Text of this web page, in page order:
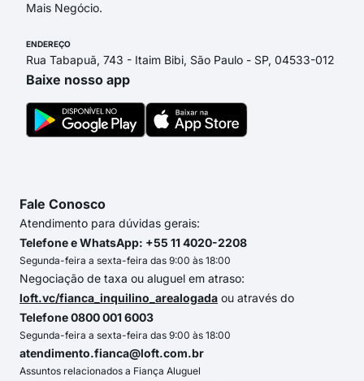
Mais Negócio.
ENDEREÇO
Rua Tabapuã, 743 - Itaim Bibi, São Paulo - SP, 04533-012
Baixe nosso app
Fale Conosco
Atendimento para dúvidas gerais:
Telefone e WhatsApp: +55 11 4020-2208
Segunda-feira a sexta-feira das 9:00 às 18:00
Negociação de taxa ou aluguel em atraso:
loft.vc/fianca_inquilino_arealogada ou através do
Telefone 0800 001 6003
Segunda-feira a sexta-feira das 9:00 às 18:00
atendimento.fianca@loft.com.br
Assuntos relacionados a Fiança Aluguel